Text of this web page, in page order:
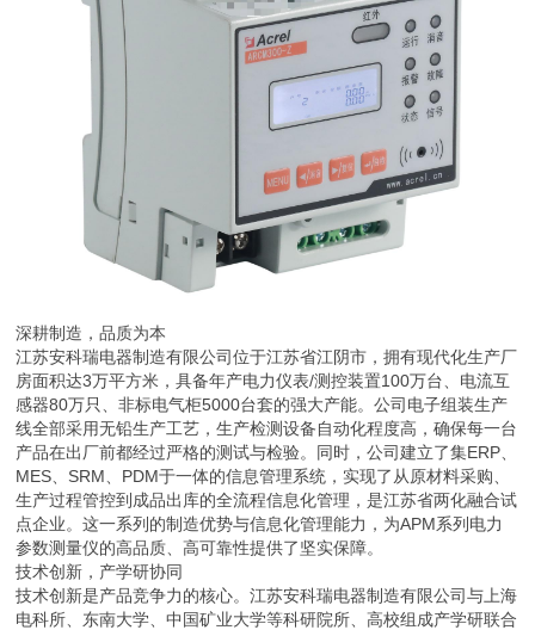
深耕制造，品质为本
江苏安科瑞电器制造有限公司位于江苏省江阴市，拥有现代化生产厂
房面积达3万平方米，具备年产电力仪表/测控装置100万台、电流互
感器80万只、非标电气柜5000台套的强大产能。公司电子组装生产
线全部采用无铅生产工艺，生产检测设备自动化程度高，确保每一台
产品在出厂前都经过严格的测试与检验。同时，公司建立了集ERP、
MES、SRM、PDM于一体的信息管理系统，实现了从原材料采购、
生产过程管控到成品出库的全流程信息化管理，是江苏省两化融合试
点企业。这一系列的制造优势与信息化管理能力，为APM系列电力
参数测量仪的高品质、高可靠性提供了坚实保障。
技术创新，产学研协同
技术创新是产品竞争力的核心。江苏安科瑞电器制造有限公司与上海
电科所、东南大学、中国矿业大学等科研院所、高校组成产学研联合